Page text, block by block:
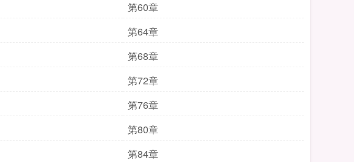
第60章
第64章
第68章
第72章
第76章
第80章
第84章